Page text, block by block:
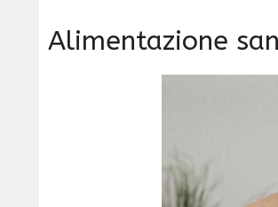
Alimentazione